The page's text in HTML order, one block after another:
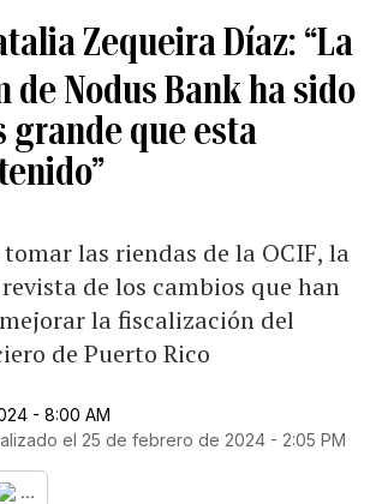
Zequeira Díaz: “La
Nodus Bank ha sido
grande que esta
las riendas de la OCIF, la
de los cambios que han
la fiscalización del
de Puerto Rico
- 8:00 AM
el 25 de febrero de 2024 - 2:05 PM
...